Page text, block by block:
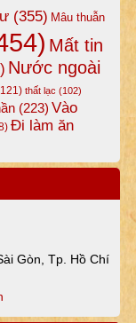
(355) Mâu thuẫn
Mất tin
Nước ngoài
thất lạc (102)
(223) Vào
Đi làm ăn
Gòn, Tp. Hồ Chí